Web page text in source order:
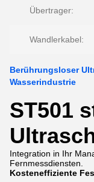
Übertrager:
Wandlerkabel:
Berührungsloser
Wasserindustrie
ST501
Integration in Ihr
Fernmessdiensten.
Kosteneffiziente